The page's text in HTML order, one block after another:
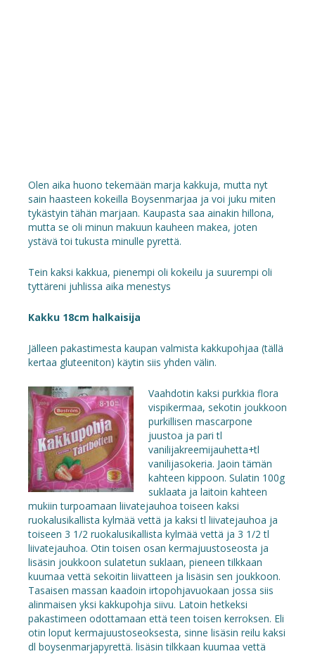
Olen aika huono tekemään marja kakkuja, mutta nyt
sain haasteen kokeilla Boysenmarjaa ja voi juku miten
tykästyin tähän marjaan. Kaupasta saa ainakin hillona,
mutta se oli minun makuun kauheen makea, joten
ystävä toi tukusta minulle pyrettä.
Tein kaksi kakkua, pienempi oli kokeilu ja suurempi oli
tyttäreni juhlissa aika menestys
Kakku 18cm halkaisija
Jälleen pakastimesta kaupan valmista kakkupohjaa (tällä
kertaa gluteeniton) käytin siis yhden välin.
Vaahdotin kaksi purkkia flora
vispikermaa, sekotin joukkoon
purkillisen mascarpone
juustoa ja pari tl
vanilijakreemijauhetta+tl
vanilijasokeria. Jaoin tämän
kahteen kippoon. Sulatin 100g
suklaata ja laitoin kahteen
mukiin turpoamaan liivatejauhoa toiseen kaksi
ruokalusikallista kylmää vettä ja kaksi tl liivatejauhoa ja
toiseen 3 1/2 ruokalusikallista kylmää vettä ja 3 1/2 tl
liivatejauhoa. Otin toisen osan kermajuustoseosta ja
lisäsin joukkoon sulatetun suklaan, pieneen tilkkaan
kuumaa vettä sekoitin liivatteen ja lisäsin sen joukkoon.
Tasaisen massan kaadoin irtopohjavuokaan jossa siis
alinmaisen yksi kakkupohja siivu. Latoin hetkeksi
pakastimeen odottamaan että teen toisen kerroksen. Eli
otin loput kermajuustoseoksesta, sinne lisäsin reilu kaksi
dl boysenmarjapyrettä. lisäsin tilkkaan kuumaa vettä